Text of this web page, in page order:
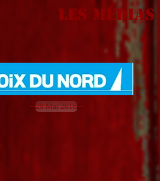
les mÉdias
29 Mai 2016